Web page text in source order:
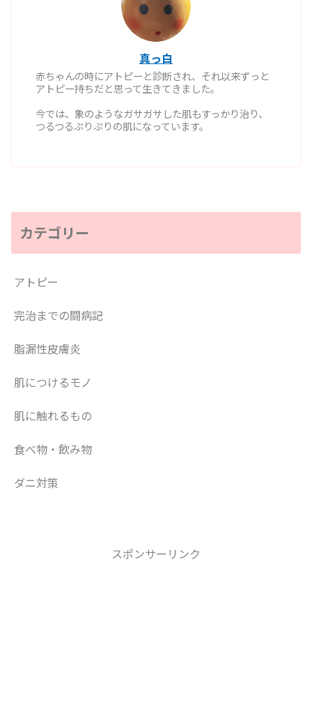
真っ白
赤ちゃんの時にアトピーと診断され、それ以来ずっと
アトピー持ちだと思って生きてきました。
今では、象のようなガサガサした肌もすっかり治り、
つるつるぷりぷりの肌になっています。
カテゴリー
アトピー
完治までの闘病記
脂漏性皮膚炎
肌につけるモノ
肌に触れるもの
食べ物・飲み物
ダニ対策
スポンサーリンク